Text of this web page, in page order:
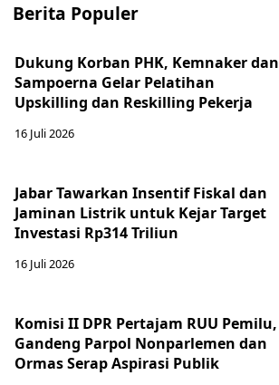
Berita Populer
Dukung Korban PHK, Kemnaker dan
Sampoerna Gelar Pelatihan
Upskilling dan Reskilling Pekerja
16 Juli 2026
Jabar Tawarkan Insentif Fiskal dan
Jaminan Listrik untuk Kejar Target
Investasi Rp314 Triliun
16 Juli 2026
Komisi II DPR Pertajam RUU Pemilu,
Gandeng Parpol Nonparlemen dan
Ormas Serap Aspirasi Publik